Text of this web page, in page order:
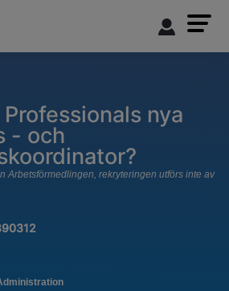
Professionals nya
- och
Arbetsförmedlingen, rekryteringen utförs inte av